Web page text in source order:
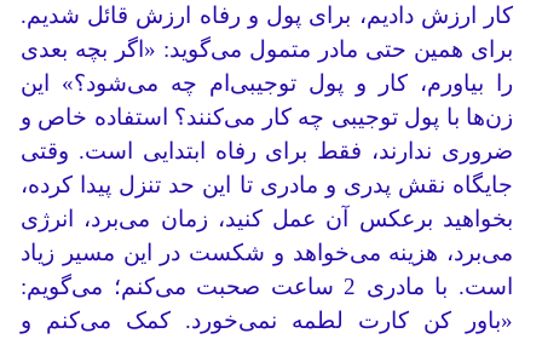
کار ارزش دادیم، برای پول و رفاه ارزش قائل شدیم.
برای همین حتی مادر متمول می‌گوید: «اگر بچه بعدی
را بیاورم، کار و پول تو‌جیبی‌ام چه می‌شود؟» این
زن‌ها با پول تو‌جیبی‌ چه کار می‌کنند؟ استفاده خاص و
ضروری ندارند، فقط برای رفاه ابتدایی است. وقتی
جایگاه نقش پدری و مادری تا این حد تنزل پیدا کرده،
بخواهید برعکس آن عمل کنید، زمان می‌برد، انرژی
می‌برد، هزینه می‌خواهد و شکست در این مسیر زیاد
است. با مادری 2 ساعت صحبت می‌کنم؛ می‌گویم:
«باور کن کارت لطمه نمی‌خورد. کمک می‌کنم و